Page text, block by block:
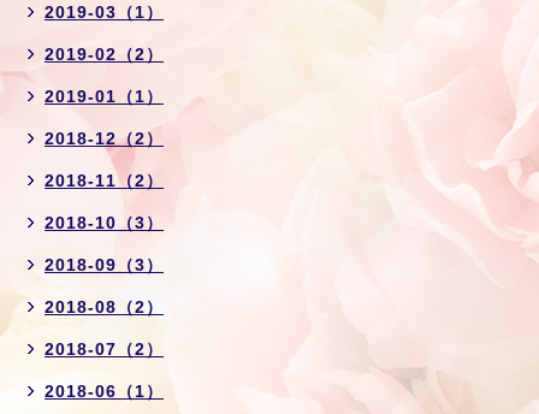
2019-03（1）
2019-02（2）
2019-01（1）
2018-12（2）
2018-11（2）
2018-10（3）
2018-09（3）
2018-08（2）
2018-07（2）
2018-06（1）